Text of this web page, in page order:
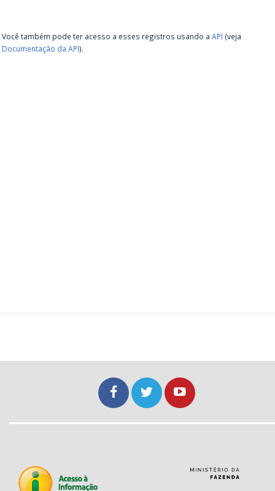
Você também pode ter acesso a esses registros usando a API (veja
Documentação da API).